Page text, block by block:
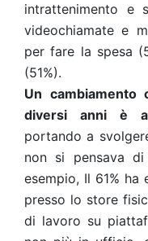
intrattenimento e
videochiamate e
per fare la spesa
(51%).
Un cambiamento
diversi anni è
portando a
non si pensava
esempio, Il 61%
presso lo store
di lavoro su